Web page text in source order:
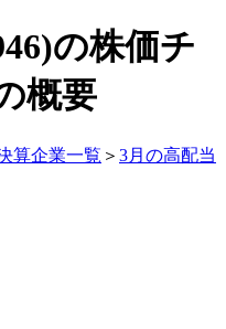
の株価チ
概要
算企業一覧 ＞ 3月の高配当